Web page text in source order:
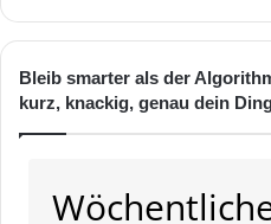
Bleib smarter als der
kurz, knackig, genau dein